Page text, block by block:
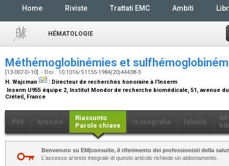
Home Riviste Trattati EMC Ambiti
HÉMATOLOGIE
Méthémoglobinémies et
[13-007-D-10] - Doi : 10.1016/S1155-1984(20)44438-3
H. Wajcman
: Directeur de recherches honoraire à l'Inserm
Inserm U955 équipe 2, Institut Mondor de recherche biomédicale, 51, avenue
Créteil, France
PDF Articolo
Riassunto
Parole chiave
Iconografia Tabelle
Benvenuto su EM|consulte, il riferimento dei professionisti della
L'accesso al testo integrale di questo articolo richiede un abbonamento.